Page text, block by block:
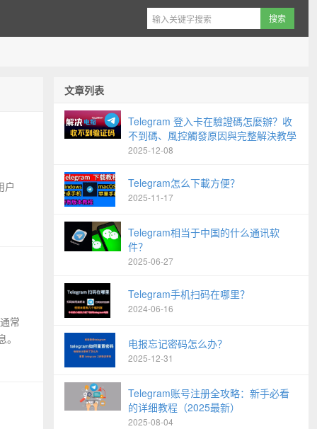
户
常
文章列表
Telegram 登入卡在驗證碼怎麼辦？收
不到碼、風控觸發原因與完整解決教學
2025-12-08
Telegram怎么下載方便？
2025-11-17
Telegram相当于中国的什么通讯软
件？
2025-06-27
Telegram手机扫码在哪里？
2024-06-16
电报忘记密码怎么办？
2025-12-31
Telegram账号注册全攻略：新手必看
的详细教程（2025最新）
2025-08-04